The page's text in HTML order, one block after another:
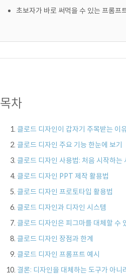
초보자가 바로 써먹을 수 있는 프롬프
목차
클로드 디자인이 갑자기 주목받는 이
클로드 디자인 주요 기능 한눈에 보기
클로드 디자인 사용법: 처음 시작하는
클로드 디자인 PPT 제작 활용법
클로드 디자인 프로토타입 활용법
클로드 디자인과 디자인 시스템
클로드 디자인은 피그마를 대체할 수
클로드 디자인 장점과 한계
클로드 디자인 프롬프트 예시
결론: 디자인을 대체하는 도구가 아니